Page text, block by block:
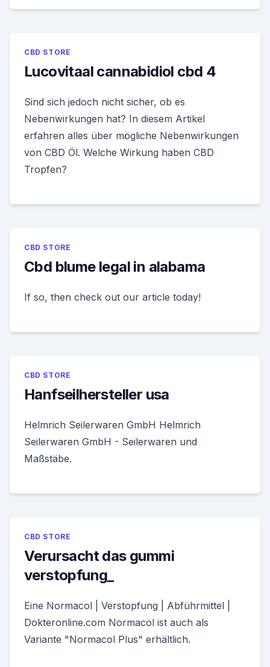
CBD STORE
Lucovitaal cannabidiol cbd 4
Sind sich jedoch nicht sicher, ob es
Nebenwirkungen hat? In diesem Artikel
erfahren alles über mögliche Nebenwirkungen
von CBD Öl. Welche Wirkung haben CBD
Tropfen?
CBD STORE
Cbd blume legal in alabama
If so, then check out our article today!
CBD STORE
Hanfseilhersteller usa
Helmrich Seilerwaren GmbH Helmrich
Seilerwaren GmbH - Seilerwaren und
Maßstäbe.
CBD STORE
Verursacht das gummi
verstopfung_
Eine Normacol | Verstopfung | Abführmittel |
Dokteronline.com Normacol ist auch als
Variante "Normacol Plus" erhältlich.